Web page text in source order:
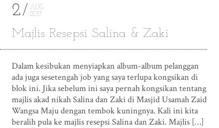
2
AUG
2017
Majlis Resepsi Salina & Zaki
Dalam kesibukan menyiapkan album-album pelanggan
ada juga sesetengah job yang saya terlupa kongsikan di
blok ini. Jika sebelum ini saya pernah kongsikan tentang
majlis akad nikah Salina dan Zaki di Masjid Usamah Zaid
Wangsa Maju dengan tembok kuningnya. Kali ini kita
beralih pula ke majlis resepsi Salina dan Zaki. Majlis […]